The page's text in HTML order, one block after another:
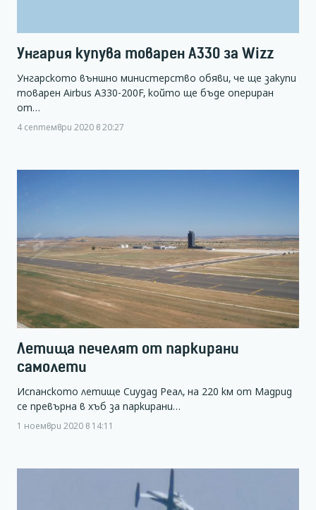
Унгария купува товарен А330 за Wizz
Унгарското външно министерство обяви, че ще закупи
товарен Airbus A330-200F, който ще бъде опериран
от…
4 септември 2020 в 20:27
Летища печелят от паркирани
самолети
Испанското летище Сиудад Реал, на 220 км от Мадрид
се превърна в хъб за паркирани…
1 ноември 2020 в 14:11